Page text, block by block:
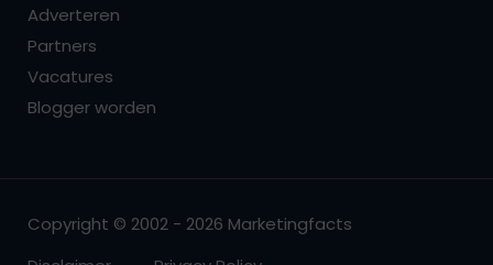
Adverteren
Partners
Vacatures
Blogger worden
Copyright © 2002 - 2026 Marketingfacts